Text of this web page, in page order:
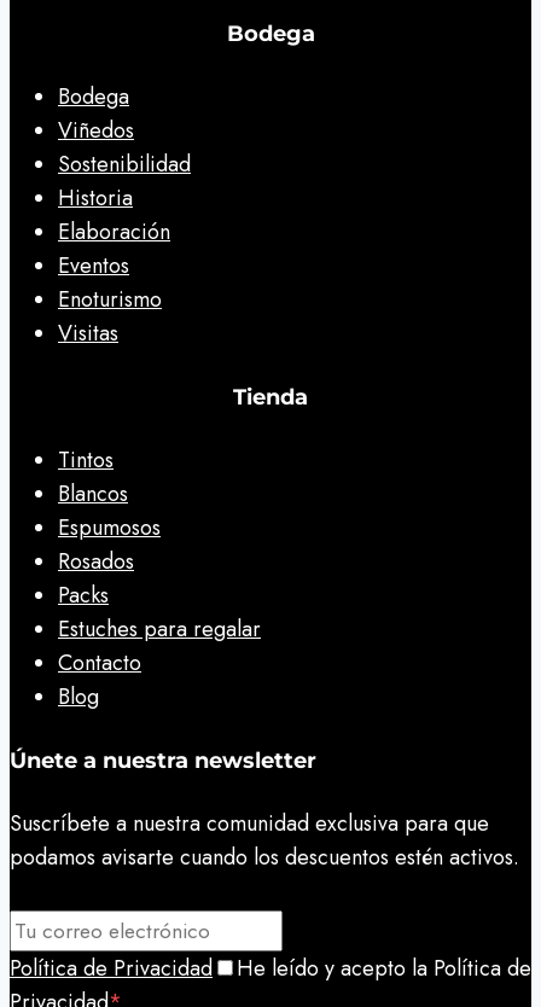
Bodega
Bodega
Viñedos
Sostenibilidad
Historia
Elaboración
Eventos
Enoturismo
Visitas
Tienda
Tintos
Blancos
Espumosos
Rosados
Packs
Estuches para regalar
Contacto
Blog
Únete a nuestra newsletter
Suscríbete a nuestra comunidad exclusiva para que
podamos avisarte cuando los descuentos estén activos.
Política de Privacidad
He leído y acepto la Política de